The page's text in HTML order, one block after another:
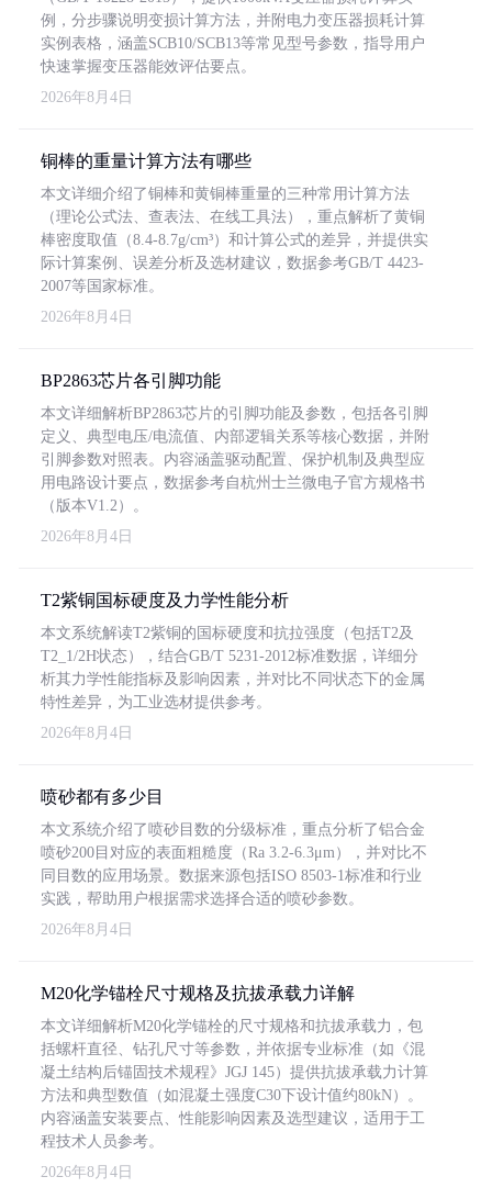
例，分步骤说明变损计算方法，并附电力变压器损耗计算
实例表格，涵盖SCB10/SCB13等常见型号参数，指导用户
快速掌握变压器能效评估要点。
2026年8月4日
铜棒的重量计算方法有哪些
本文详细介绍了铜棒和黄铜棒重量的三种常用计算方法
（理论公式法、查表法、在线工具法），重点解析了黄铜
棒密度取值（8.4-8.7g/cm³）和计算公式的差异，并提供实
际计算案例、误差分析及选材建议，数据参考GB/T 4423-
2007等国家标准。
2026年8月4日
BP2863芯片各引脚功能
本文详细解析BP2863芯片的引脚功能及参数，包括各引脚
定义、典型电压/电流值、内部逻辑关系等核心数据，并附
引脚参数对照表。内容涵盖驱动配置、保护机制及典型应
用电路设计要点，数据参考自杭州士兰微电子官方规格书
（版本V1.2）。
2026年8月4日
T2紫铜国标硬度及力学性能分析
本文系统解读T2紫铜的国标硬度和抗拉强度（包括T2及
T2_1/2H状态），结合GB/T 5231-2012标准数据，详细分
析其力学性能指标及影响因素，并对比不同状态下的金属
特性差异，为工业选材提供参考。
2026年8月4日
喷砂都有多少目
本文系统介绍了喷砂目数的分级标准，重点分析了铝合金
喷砂200目对应的表面粗糙度（Ra 3.2-6.3μm），并对比不
同目数的应用场景。数据来源包括ISO 8503-1标准和行业
实践，帮助用户根据需求选择合适的喷砂参数。
2026年8月4日
M20化学锚栓尺寸规格及抗拔承载力详解
本文详细解析M20化学锚栓的尺寸规格和抗拔承载力，包
括螺杆直径、钻孔尺寸等参数，并依据专业标准（如《混
凝土结构后锚固技术规程》JGJ 145）提供抗拔承载力计算
方法和典型数值（如混凝土强度C30下设计值约80kN）。
内容涵盖安装要点、性能影响因素及选型建议，适用于工
程技术人员参考。
2026年8月4日